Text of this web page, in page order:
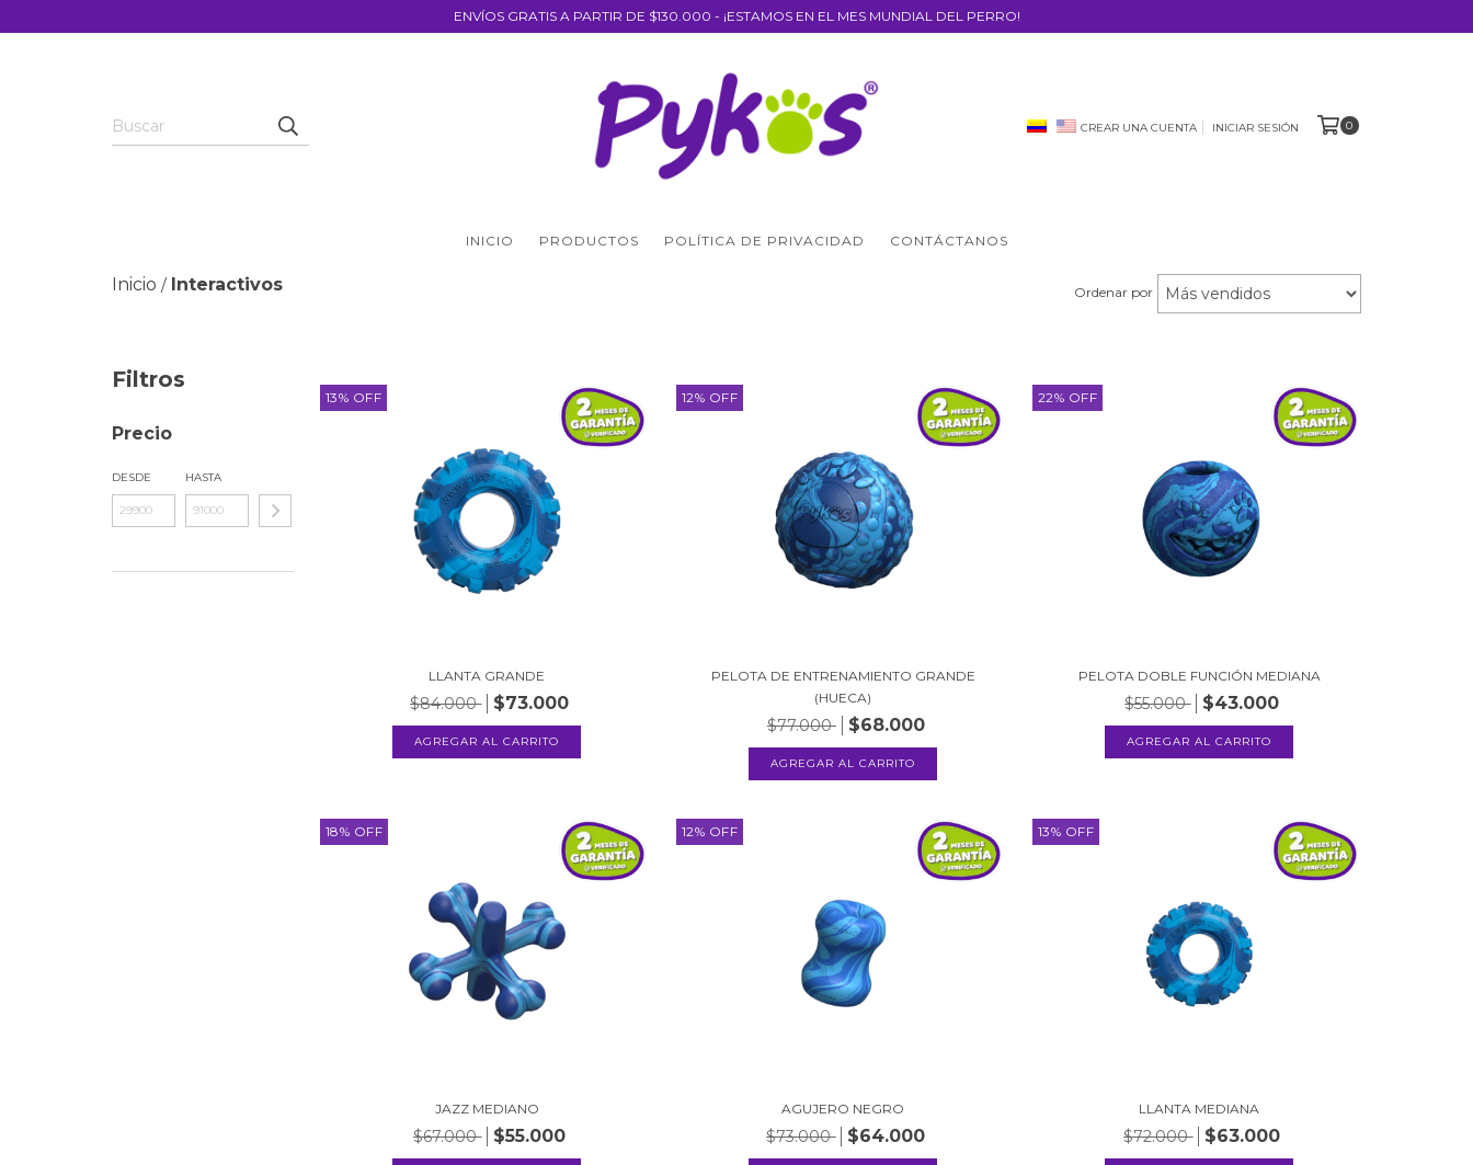
ENVÍOS GRATIS A PARTIR DE $130.000 - ¡ESTAMOS EN EL MES MUNDIAL DEL PERRO!
CREAR UNA CUENTA INICIAR SESIÓN 0
INICIO PRODUCTOS POLÍTICA DE PRIVACIDAD CONTÁCTANOS
Inicio / Interactivos Ordenar por
Filtros
Precio
DESDE HASTA
13% OFF
LLANTA GRANDE
$84.000 $73.000
12% OFF
PELOTA DE ENTRENAMIENTO GRANDE
(HUECA)
$77.000 $68.000
22% OFF
PELOTA DOBLE FUNCIÓN MEDIANA
$55.000 $43.000
18% OFF
JAZZ MEDIANO
$67.000 $55.000
12% OFF
AGUJERO NEGRO
$73.000 $64.000
13% OFF
LLANTA MEDIANA
$72.000 $63.000